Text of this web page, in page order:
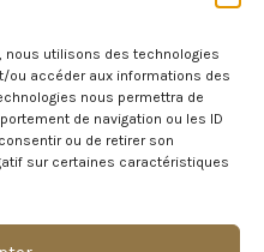
nous utilisons des technologies
accéder aux informations des
nous permettra de
de navigation ou les ID
ou de retirer son
sur certaines caractéristiques
consulter notre FAQ, celle-ci est